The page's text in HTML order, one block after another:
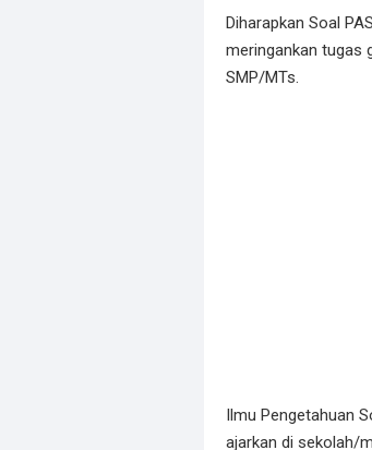
Diharapkan Soal
meringankan tugas
SMP/MTs.
Ilmu Pengetahuan
ajarkan di sekolah/